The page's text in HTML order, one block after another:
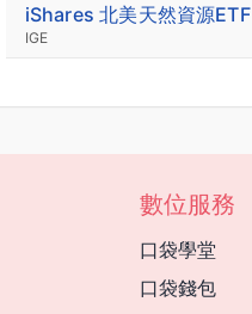
iShares 北美天然資源ETF
IGE
數位服務
口袋學堂
口袋錢包